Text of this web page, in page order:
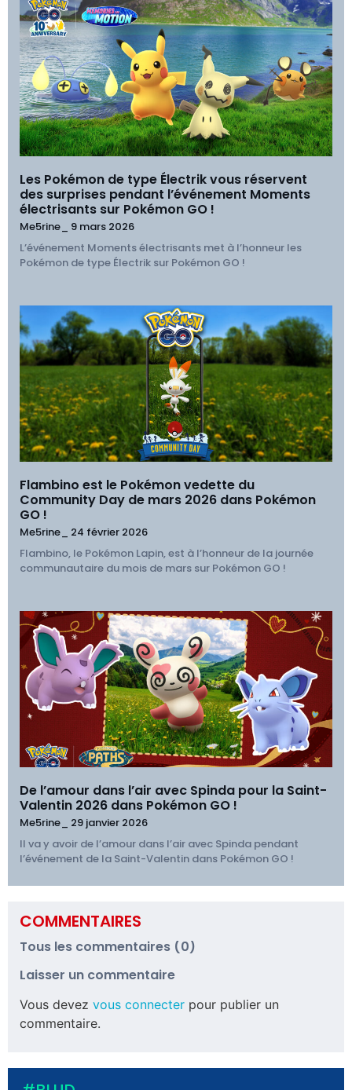
Les Pokémon de type Électrik vous réservent
des surprises pendant l’événement Moments
électrisants sur Pokémon GO !
Me5rine_ 9 mars 2026
L’événement Moments électrisants met à l’honneur les
Pokémon de type Électrik sur Pokémon GO !
Flambino est le Pokémon vedette du
Community Day de mars 2026 dans Pokémon
GO !
Me5rine_ 24 février 2026
Flambino, le Pokémon Lapin, est à l’honneur de la journée
communautaire du mois de mars sur Pokémon GO !
De l’amour dans l’air avec Spinda pour la Saint-
Valentin 2026 dans Pokémon GO !
Me5rine_ 29 janvier 2026
Il va y avoir de l’amour dans l’air avec Spinda pendant
l’événement de la Saint-Valentin dans Pokémon GO !
COMMENTAIRES
Tous les commentaires (0)
Laisser un commentaire
Vous devez vous connecter pour publier un
commentaire.